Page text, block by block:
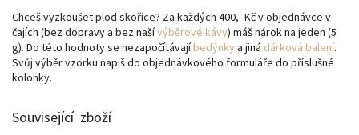
Chceš vyzkoušet plod skořice? Za každých 400,- Kč v objednávce v
čajích (bez dopravy a bez našívýběrové kávy) máš nárok na jeden (5
g). Do této hodnoty se nezapočítávajíbedýnkya jiná dárková balení.
Svůj výběr vzorku napiš do objednávkového formuláře do příslušné
kolonky.
Související zboží